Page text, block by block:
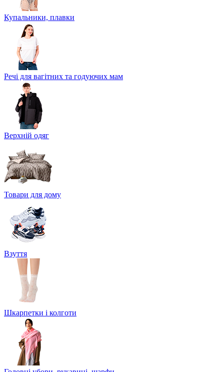
Купальники, плавки
Речі для вагітних та годуючих мам
Верхній одяг
Товари для дому
Взуття
Шкарпетки і колготи